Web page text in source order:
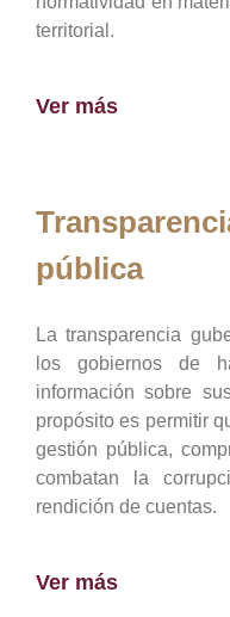
territorial.
Ver más
pública
La transparencia
los gobiernos de
información sobre
propósito es permitir
gestión pública,
combatan la
rendición de cuentas.
Ver más